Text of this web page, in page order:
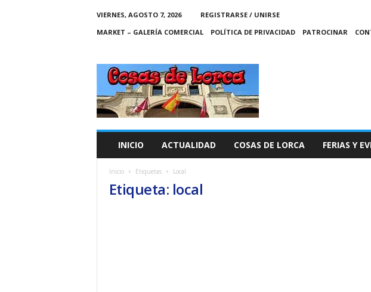
VIERNES, AGOSTO 7, 2026
REGISTRARSE / UNIRSE
MARKET – GALERÍA COMERCIAL
POLÍTICA DE PRIVACIDAD PATROCINAR
C
A
S
INICIO ACTUALIDAD COSAS DE LORCA FERIAS Y
Inicio Etiquetas Local
Etiqueta: local